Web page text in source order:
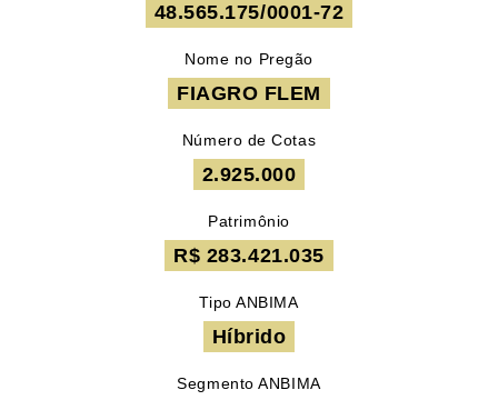
48.565.175/0001-72
Nome no Pregão
FIAGRO FLEM
Número de Cotas
2.925.000
Patrimônio
R$ 283.421.035
Tipo ANBIMA
Híbrido
Segmento ANBIMA